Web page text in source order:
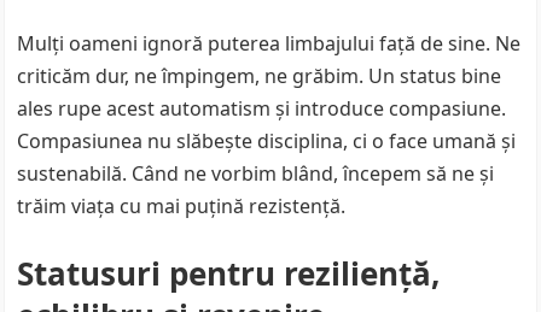
Mulți oameni ignoră puterea limbajului față de sine. Ne
criticăm dur, ne împingem, ne grăbim. Un status bine
ales rupe acest automatism și introduce compasiune.
Compasiunea nu slăbește disciplina, ci o face umană și
sustenabilă. Când ne vorbim blând, începem să ne și
trăim viața cu mai puțină rezistență.
Statusuri pentru reziliență,